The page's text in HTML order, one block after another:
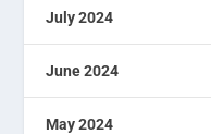
July 2024
June 2024
May 2024